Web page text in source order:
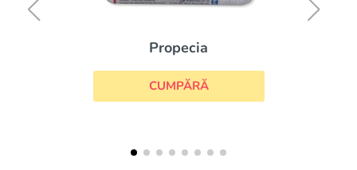
Propecia
CUMPĂRĂ